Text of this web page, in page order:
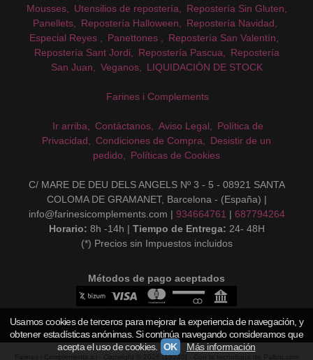
Mousses
Utensilios de repostería
Repostería Sin Gluten
Panellets
Repostería Halloween
Repostería Navidad
Especial Reyes
Panettones
Repostería San Valentín
Repostería Sant Jordi
Repostería Pascua
Repostería
San Juan
Veganos LIQUIDACIÓN DE STOCK
Farines i Complements
Ir arriba Contáctanos Aviso Legal
Política de
Privacidad
Condiciones de Compra
Desistir de un
pedido
Políticas de Cookies
C/ MARE DE DEU DELS ANGELS Nº 3 - 5 - 08921 SANTA
COLOMA DE GRAMANET, Barcelona - (España) |
info@farinesicomplements.com | 934664761 | 687794264
Horario: 8h -14h | Tiempo de Entrega: 24- 48H
(*) Precios sin Impuestos incluidos
Métodos de pago aceptados
- Copyright © 2026 [15240] - Con la tecnología de Palbin.com
Usamos cookies de terceros para mejorar la experiencia de navegación, y
obtener estadísticas anónimas. Si continúa navegando consideramos que
acepta el uso de cookies.
OK Más información